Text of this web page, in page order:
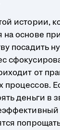
истории,
на основе
посадить
от
процессов.
деньги в